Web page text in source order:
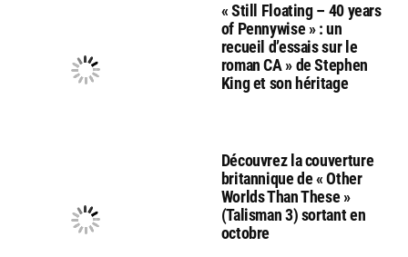
« Still Floating – 40 years
of Pennywise » : un
recueil d’essais sur le
roman CA » de Stephen
King et son héritage
Découvrez la couverture
britannique de « Other
Worlds Than These »
(Talisman 3) sortant en
octobre